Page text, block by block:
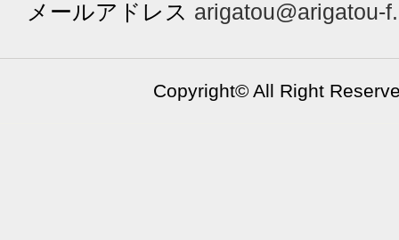
メールアドレス arigatou@arigatou-
Copyright© All Right